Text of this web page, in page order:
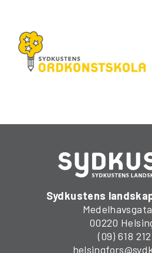
Sydkustens
00220
(09) 618